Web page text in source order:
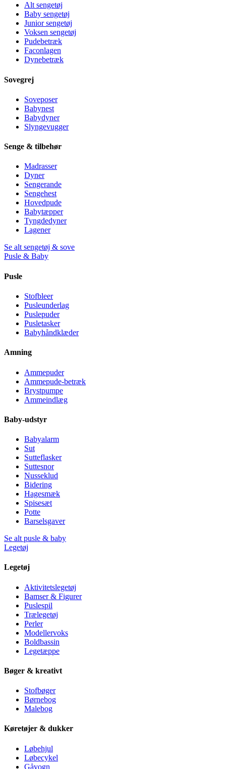
Alt sengetøj
Baby sengetøj
Junior sengetøj
Voksen sengetøj
Pudebetræk
Faconlagen
Dynebetræk
Sovegrej
Soveposer
Babynest
Babydyner
Slyngevugger
Senge & tilbehør
Madrasser
Dyner
Sengerande
Sengehest
Hovedpude
Babytæpper
Tyngdedyner
Lagener
Se alt sengetøj & sove
Pusle & Baby
Pusle
Stofbleer
Pusleunderlag
Puslepuder
Pusletasker
Babyhåndklæder
Amning
Ammepuder
Ammepude-betræk
Brystpumpe
Ammeindlæg
Baby-udstyr
Babyalarm
Sut
Sutteflasker
Suttesnor
Nusseklud
Bidering
Hagesmæk
Spisesæt
Potte
Barselsgaver
Se alt pusle & baby
Legetøj
Legetøj
Aktivitetslegetøj
Bamser & Figurer
Puslespil
Trælegetøj
Perler
Modellervoks
Boldbassin
Legetæppe
Bøger & kreativt
Stofbøger
Børnebog
Malebog
Køretøjer & dukker
Løbehjul
Løbecykel
Gåvogn